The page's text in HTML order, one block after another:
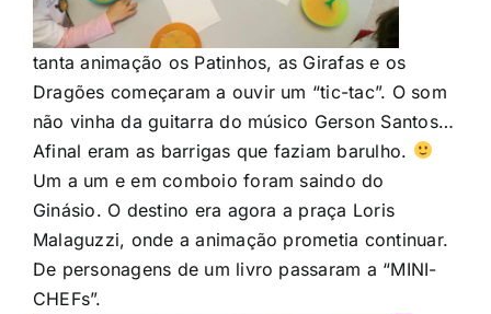
tanta animação os Patinhos, as Girafas e os
Dragões começaram a ouvir um “tic-tac”. O som
não vinha da guitarra do músico Gerson Santos…
Afinal eram as barrigas que faziam barulho.
Um a um e em comboio foram saindo do
Ginásio. O destino era agora a praça Loris
Malaguzzi, onde a animação prometia continuar.
De personagens de um livro passaram a “MINI-
CHEFs”.